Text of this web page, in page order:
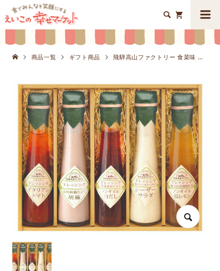


商品一覧 ギフト商品 飛騨高山ファクトリー 食菜味 すこやかドレッシングギフトK8644-908